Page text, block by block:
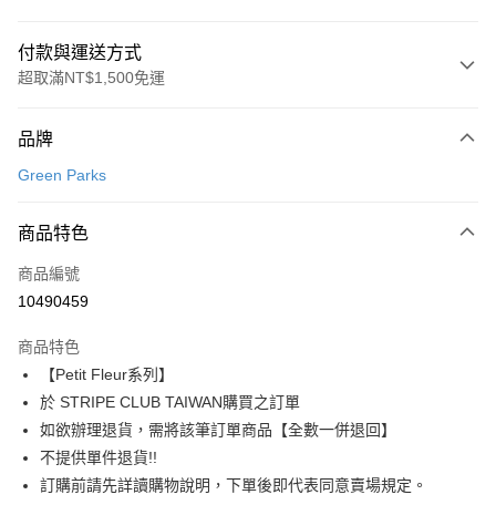
付款與運送方式
超取滿NT$1,500免運
信用卡一次付款
3 期 0 利率 每期
合作金庫商業銀行
上海商業儲蓄銀行
臺灣中小企業銀行
匯豐（台灣）商業銀行
聯邦商業銀行
遠東國際商業銀行
元大商業銀行
永豐商業銀行
玉山商業銀行
台灣樂天信用卡公司
超商取貨付款
LINE Pay
Apple Pay
街口支付
悠遊付
Google Pay
品牌
Green Parks
商品特色
商品編號
10490459
商品特色
【Petit Fleur系列】
於 STRIPE CLUB TAIWAN購買之訂單
如欲辦理退貨，需將該筆訂單商品【全數一併退回】
不提供單件退貨!!
訂購前請先詳讀購物說明，下單後即代表同意賣場規定。